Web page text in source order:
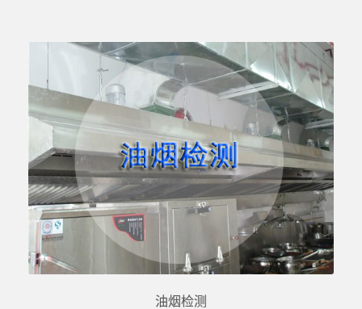
油烟检测